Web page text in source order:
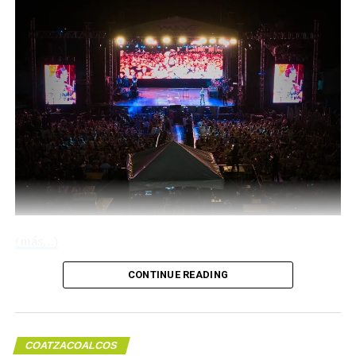
del sentido de la humanidad en la opinión pública en
notas policíacas que involucre decesos; así también
reconocieron que los periodistas de la zona sur con su
actividad han sido agentes de cambio en la sociedad.
Tras la serie de participaciones de preguntas y
respuestas, el presidente de la mesa directiva de la
APEC, Fluvio César Martínez Gómez, entregó un
reconocimiento a los panelistas participantes que
pidieron se repitiera estos eventos con mucho mayor
participación del gremio periodístico y con apertura a
demás organizaciones sociales.
CONTINUE READING
COATZACOALCOS